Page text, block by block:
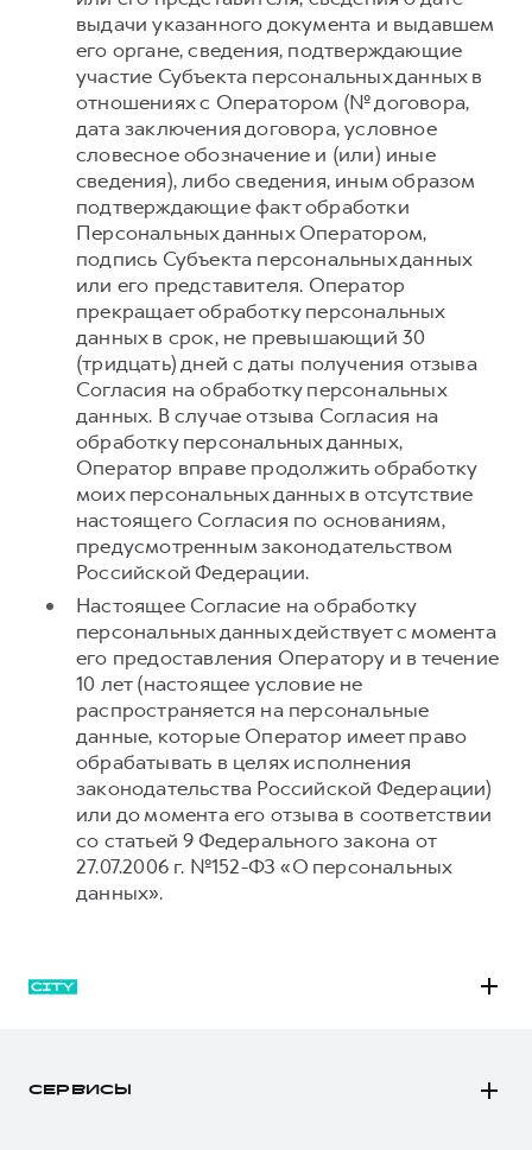
выдачи указанного документа и выдавшем
его органе, сведения, подтверждающие
участие Субъекта персональных данных в
отношениях с Оператором (№ договора,
дата заключения договора, условное
словесное обозначение и (или) иные
сведения), либо сведения, иным образом
подтверждающие факт обработки
Персональных данных Оператором,
подпись Субъекта персональных данных
или его представителя. Оператор
прекращает обработку персональных
данных в срок, не превышающий 30
(тридцать) дней с даты получения отзыва
Согласия на обработку персональных
данных. В случае отзыва Согласия на
обработку персональных данных,
Оператор вправе продолжить обработку
моих персональных данных в отсутствие
настоящего Согласия по основаниям,
предусмотренным законодательством
Российской Федерации.
Настоящее Согласие на обработку
персональных данных действует с момента
его предоставления Оператору и в течение
10 лет (настоящее условие не
распространяется на персональные
данные, которые Оператор имеет право
обрабатывать в целях исполнения
законодательства Российской Федерации)
или до момента его отзыва в соответствии
со статьей 9 Федерального закона от
27.07.2006 г. №152-ФЗ «О персональных
данных».
СЕРВИСЫ